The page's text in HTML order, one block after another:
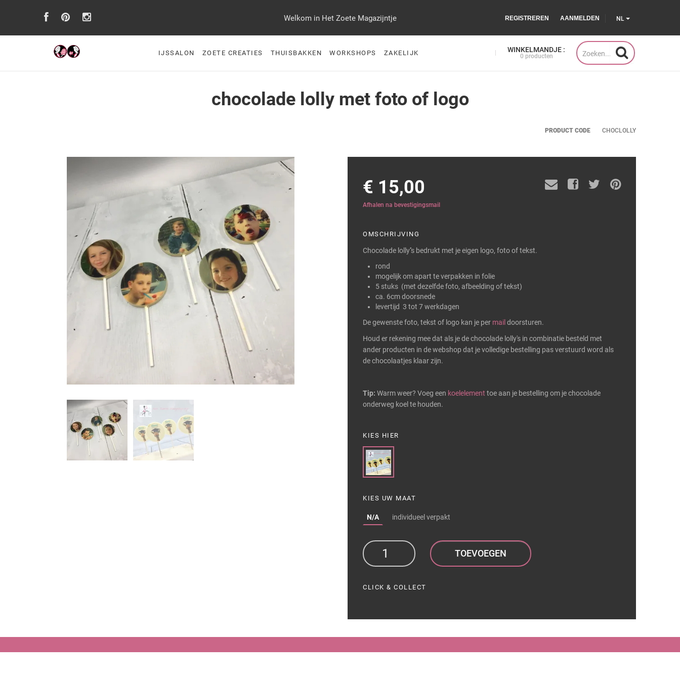
Welkom in Het Zoete Magazijntje REGISTREREN AANMELDEN NL
IJSSALON ZOETE CREATIES THUISBAKKEN WORKSHOPS ZAKELIJK WINKELMANDJE :
0 producten
chocolade lolly met foto of logo
PRODUCT CODE CHOCLOLLY
€ 15,00
Afhalen na bevestigingsmail
OMSCHRIJVING
Chocolade lolly''s bedrukt met je eigen logo, foto of tekst.
rond
mogelijk om apart te verpakken in folie
5 stuks (met dezelfde foto, afbeelding of tekst)
ca. 6cm doorsnede
levertijd 3 tot 7 werkdagen
De gewenste foto, tekst of logo kan je per mail doorsturen.
Houd er rekening mee dat als je de chocolade lolly's in combinatie besteld met
ander producten in de webshop dat je volledige bestelling pas verstuurd word als
de chocolaatjes klaar zijn.
Tip: Warm weer? Voeg een koelelement toe aan je bestelling om je chocolade
onderweg koel te houden.
KIES HIER
KIES UW MAAT
N/A individueel verpakt
TOEVOEGEN
CLICK & COLLECT